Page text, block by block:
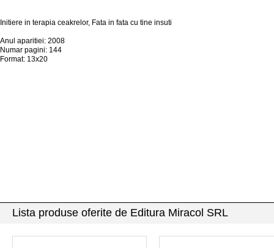
Initiere in terapia ceakrelor, Fata in fata cu tine insuti
Anul aparitiei: 2008
Numar pagini: 144
Format: 13x20
Lista produse oferite de Editura Miracol SRL